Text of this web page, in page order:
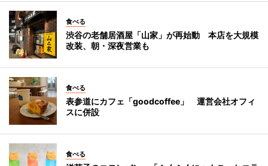
食べる
渋谷の老舗居酒屋「山家」が再始動 本店を大規模
改装、朝・深夜営業も
食べる
表参道にカフェ「goodcoffee」 運営会社オフィ
スに併設
食べる